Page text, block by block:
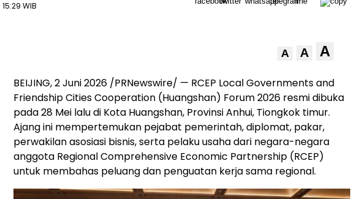
WIB
A A A
BEIJING, 2 Juni 2026 /PRNewswire/ — RCEP Local Governments and
Friendship Cities Cooperation (Huangshan) Forum 2026 resmi dibuka
pada 28 Mei lalu di Kota Huangshan, Provinsi Anhui, Tiongkok timur.
Ajang ini mempertemukan pejabat pemerintah, diplomat, pakar,
perwakilan asosiasi bisnis, serta pelaku usaha dari negara-negara
anggota Regional Comprehensive Economic Partnership (RCEP)
untuk membahas peluang dan penguatan kerja sama regional.